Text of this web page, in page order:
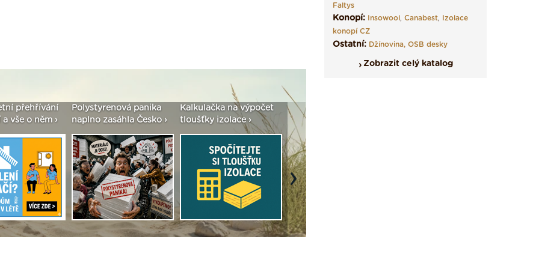
něm ›
Polystyrenová panika
naplno zasáhla Česko ›
Kalkulačka na výpočet
tloušťky izolace ›
Seriál: Fasády ETICS a
vše podstatné v kostce ›
Next
Faltys
Konopí: Insowool, Canabest, Izolace
konopí CZ
Ostatní: Džínovina, OSB desky
Zobrazit celý katalog